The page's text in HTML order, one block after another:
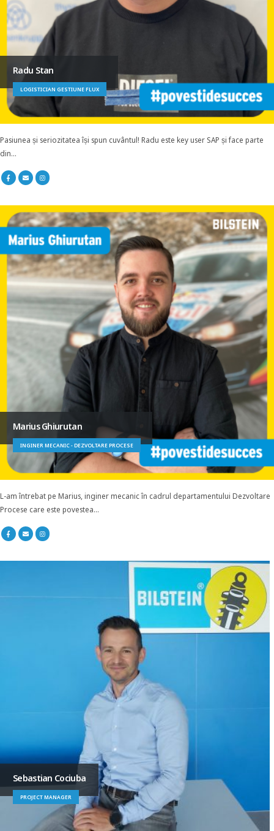
Radu Stan
LOGISTICIAN GESTIUNE FLUX
Pasiunea și seriozitatea își spun cuvântul! Radu este key user SAP și face parte
din...
Marius Ghiurutan
INGINER MECANIC - DEZVOLTARE PROCESE
L-am întrebat pe Marius, inginer mecanic în cadrul departamentului Dezvoltare
Procese care este povestea...
Sebastian Cociuba
PROJECT MANAGER